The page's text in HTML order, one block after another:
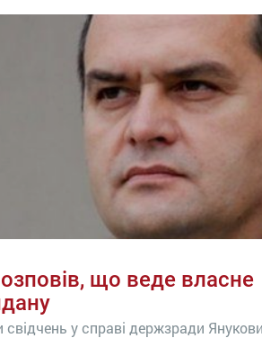
що веде власне
у справі держзради